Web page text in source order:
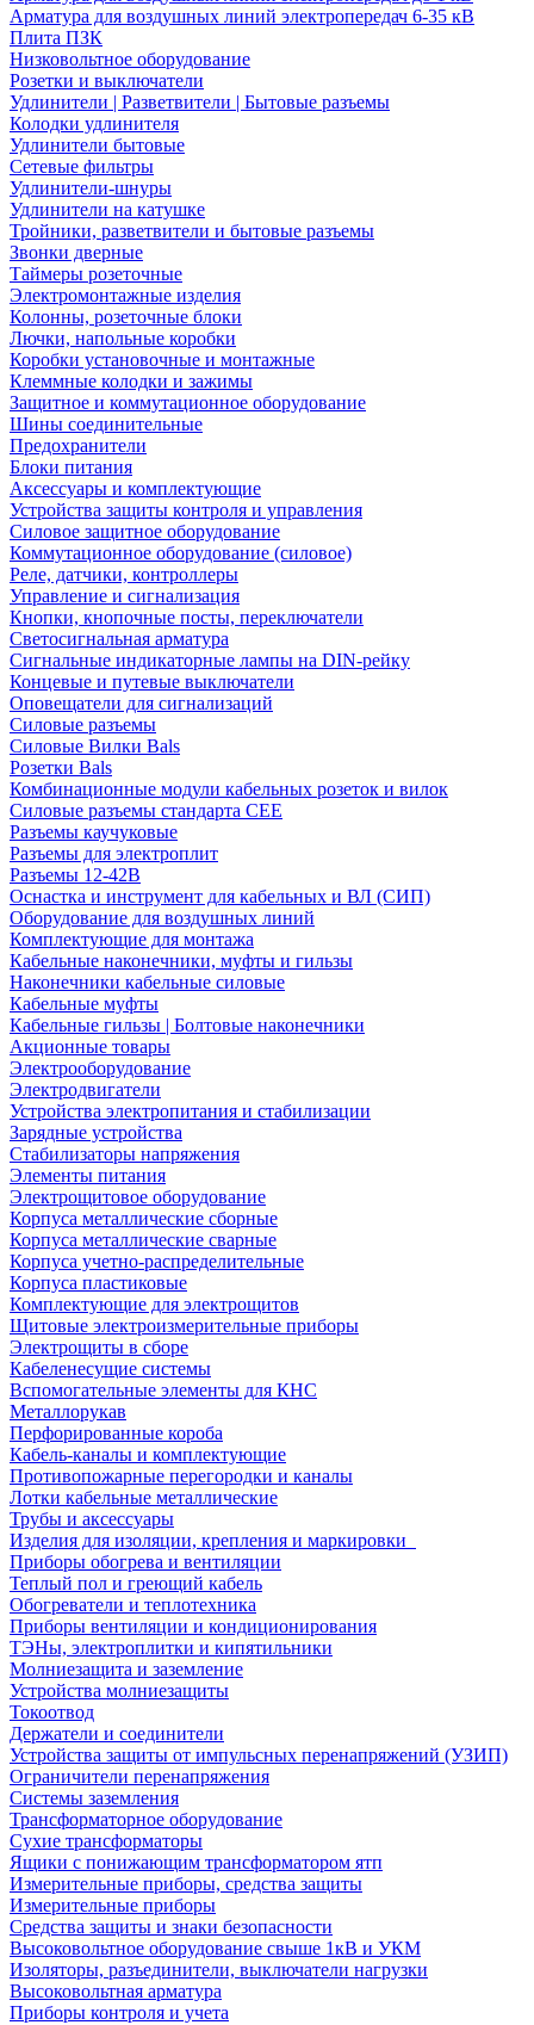
Арматура для воздушных линий электропередач 6-35 кВ
Плита ПЗК
Низковольтное оборудование
Розетки и выключатели
Удлинители | Разветвители | Бытовые разъемы
Колодки удлинителя
Удлинители бытовые
Сетевые фильтры
Удлинители-шнуры
Удлинители на катушке
Тройники, разветвители и бытовые разъемы
Звонки дверные
Таймеры розеточные
Электромонтажные изделия
Колонны, розеточные блоки
Лючки, напольные коробки
Коробки установочные и монтажные
Клеммные колодки и зажимы
Защитное и коммутационное оборудование
Шины соединительные
Предохранители
Блоки питания
Аксессуары и комплектующие
Устройства защиты контроля и управления
Силовое защитное оборудование
Коммутационное оборудование (силовое)
Реле, датчики, контроллеры
Управление и сигнализация
Кнопки, кнопочные посты, переключатели
Светосигнальная арматура
Сигнальные индикаторные лампы на DIN-рейку
Концевые и путевые выключатели
Оповещатели для сигнализаций
Силовые разъемы
Силовые Вилки Bals
Розетки Bals
Комбинационные модули кабельных розеток и вилок
Силовые разъемы стандарта CEE
Разъемы каучуковые
Разъемы для электроплит
Разъемы 12-42В
Оснастка и инструмент для кабельных и ВЛ (СИП)
Оборудование для воздушных линий
Комплектующие для монтажа
Кабельные наконечники, муфты и гильзы
Наконечники кабельные силовые
Кабельные муфты
Кабельные гильзы | Болтовые наконечники
Акционные товары
Электрооборудование
Электродвигатели
Устройства электропитания и стабилизации
Зарядные устройства
Стабилизаторы напряжения
Элементы питания
Электрощитовое оборудование
Корпуса металлические сборные
Корпуса металлические сварные
Корпуса учетно-распределительные
Корпуса пластиковые
Комплектующие для электрощитов
Щитовые электроизмерительные приборы
Электрощиты в сборе
Кабеленесущие системы
Вспомогательные элементы для КНС
Металлорукав
Перфорированные короба
Кабель-каналы и комплектующие
Противопожарные перегородки и каналы
Лотки кабельные металлические
Трубы и аксессуары
Изделия для изоляции, крепления и маркировки
Приборы обогрева и вентиляции
Теплый пол и греющий кабель
Обогреватели и теплотехника
Приборы вентиляции и кондиционирования
ТЭНы, электроплитки и кипятильники
Молниезащита и заземление
Устройства молниезащиты
Токоотвод
Держатели и соединители
Устройства защиты от импульсных перенапряжений (УЗИП)
Ограничители перенапряжения
Системы заземления
Трансформаторное оборудование
Сухие трансформаторы
Ящики с понижающим трансформатором ятп
Измерительные приборы, средства защиты
Измерительные приборы
Средства защиты и знаки безопасности
Высоковольтное оборудование свыше 1кВ и УКМ
Изоляторы, разъединители, выключатели нагрузки
Высоковольтная арматура
Приборы контроля и учета